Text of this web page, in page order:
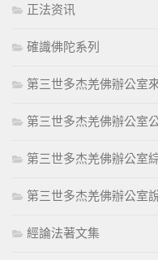
正法资讯
確識佛陀系列
第三世多杰羌佛辦公室
第三世多杰羌佛辦公室
第三世多杰羌佛辦公室
第三世多杰羌佛辦公室
經論法著文集